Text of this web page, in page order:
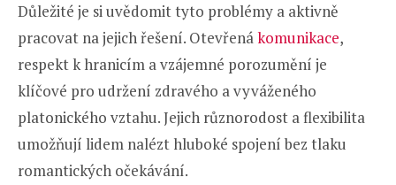
Důležité je si uvědomit tyto problémy a aktivně
pracovat na jejich řešení. Otevřenákomunikace,
respekt k hranicím a vzájemné porozumění je
klíčové pro udržení zdravého a vyváženého
platonického vztahu. Jejich různorodost a flexibilita
umožňují lidem nalézt hluboké spojení bez tlaku
romantických očekávání.